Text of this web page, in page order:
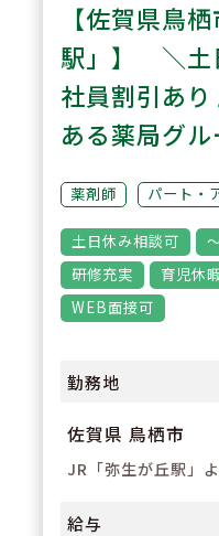
なく、薬剤
きる環境づ
す！
3
中途採用・
社独自の「ス
ト」で、自分
のかを確認し
ができます。
【佐賀県鳥
駅」】 ＼土
社員割引あ
ある薬局グ
薬剤師 パート・
土日休み相談可
研修充実
育児休
WEB面接可
勤務地
佐賀県 鳥栖市
JR「弥生が丘駅」
給与